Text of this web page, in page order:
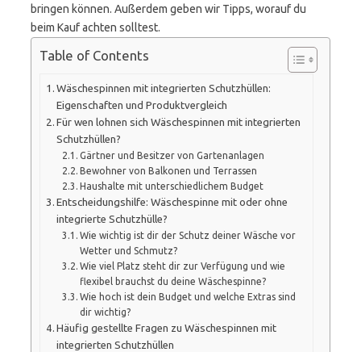
bringen können. Außerdem geben wir Tipps, worauf du
beim Kauf achten solltest.
Table of Contents
Wäschespinnen mit integrierten Schutzhüllen:
Eigenschaften und Produktvergleich
Für wen lohnen sich Wäschespinnen mit integrierten
Schutzhüllen?
Gärtner und Besitzer von Gartenanlagen
Bewohner von Balkonen und Terrassen
Haushalte mit unterschiedlichem Budget
Entscheidungshilfe: Wäschespinne mit oder ohne
integrierte Schutzhülle?
Wie wichtig ist dir der Schutz deiner Wäsche vor
Wetter und Schmutz?
Wie viel Platz steht dir zur Verfügung und wie
flexibel brauchst du deine Wäschespinne?
Wie hoch ist dein Budget und welche Extras sind
dir wichtig?
Häufig gestellte Fragen zu Wäschespinnen mit
integrierten Schutzhüllen